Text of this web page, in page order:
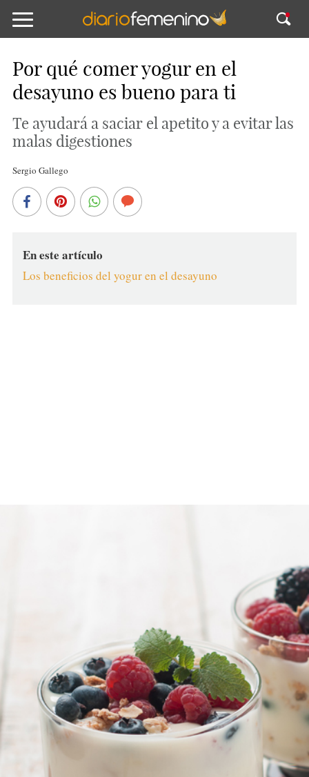
Por qué comer yogur en el
desayuno es bueno para ti
Te ayudará a saciar el apetito y a evitar las
malas digestiones
Sergio Gallego
En este artículo
Los beneficios del yogur en el desayuno